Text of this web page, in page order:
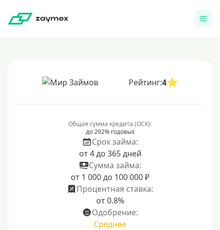
Рейтинг:4
Общая сумма кредита (ОСК):
до 292% годовых
Срок займа:
от 4 до 365 дней
Сумма займа:
от 1 000 до 100 000 ₽
Процентная ставка:
от 0.8%
Одобрение:
Среднее